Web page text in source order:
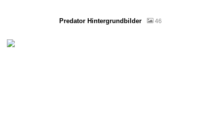
Predator Hintergrundbilder 46